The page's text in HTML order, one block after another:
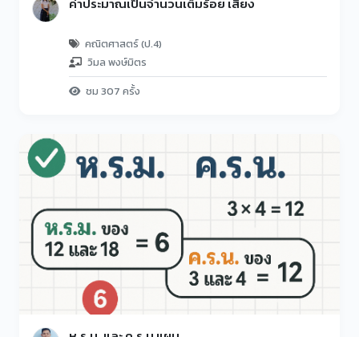
คณิตศาสตร์ (ป.4)
วิมล พงษ์มิตร
ชม 307 ครั้ง